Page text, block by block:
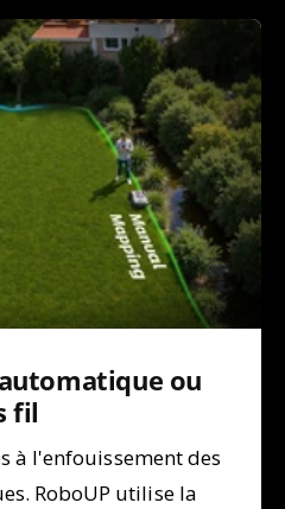
ou
fil
à l'enfouissement des
RoboUP utilise la